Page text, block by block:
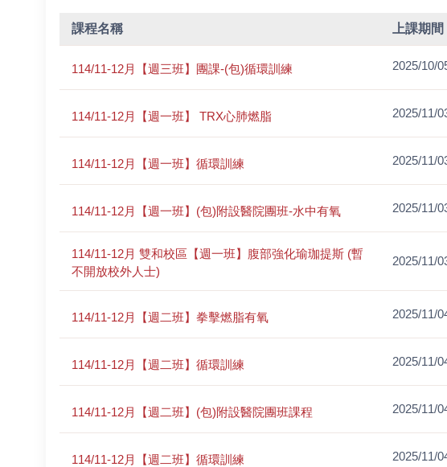
課程名稱 上課期間
114/11-12月【週三班】團課-(包)循環訓練 2025/10/
114/11-12月【週一班】 TRX心肺燃脂 2025/11/
114/11-12月【週一班】循環訓練 2025/11/
114/11-12月【週一班】(包)附設醫院團班-水中有氧 2025/11/
114/11-12月 雙和校區【週一班】腹部強化瑜珈提斯 (暫
不開放校外人士)
2025/11/
114/11-12月【週二班】拳擊燃脂有氧 2025/11/
114/11-12月【週二班】循環訓練 2025/11/
114/11-12月【週二班】(包)附設醫院團班課程 2025/11/
114/11-12月【週二班】循環訓練 2025/11/